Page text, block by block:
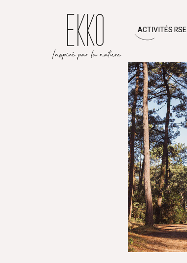
ACTIVITÉS RSE